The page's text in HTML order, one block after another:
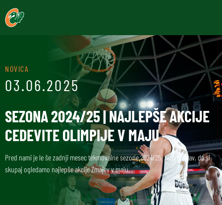
NOVICA
03.06.2025
SEZONA 2024/25 | NAJLEPŠE AKCIJE
CEDEVITE OLIMPIJE V MAJU
Pred nami je le še zadnji mesec tekmovalne sezone 2024/25, zato je prav, da si
skupaj ogledamo najlepše akcije Zmajev v maju.